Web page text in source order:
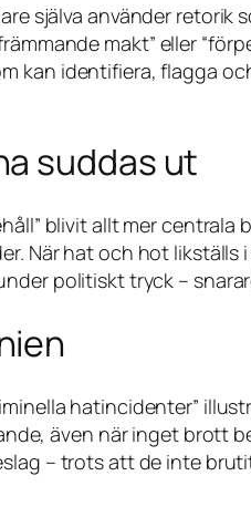
själva använder
makt” eller
kan identifiera, flagga
suddas ut
blivit allt mer
När hat och hot
politiskt tryck –
hatincidenter”
även när inget brott
– trots att de inte